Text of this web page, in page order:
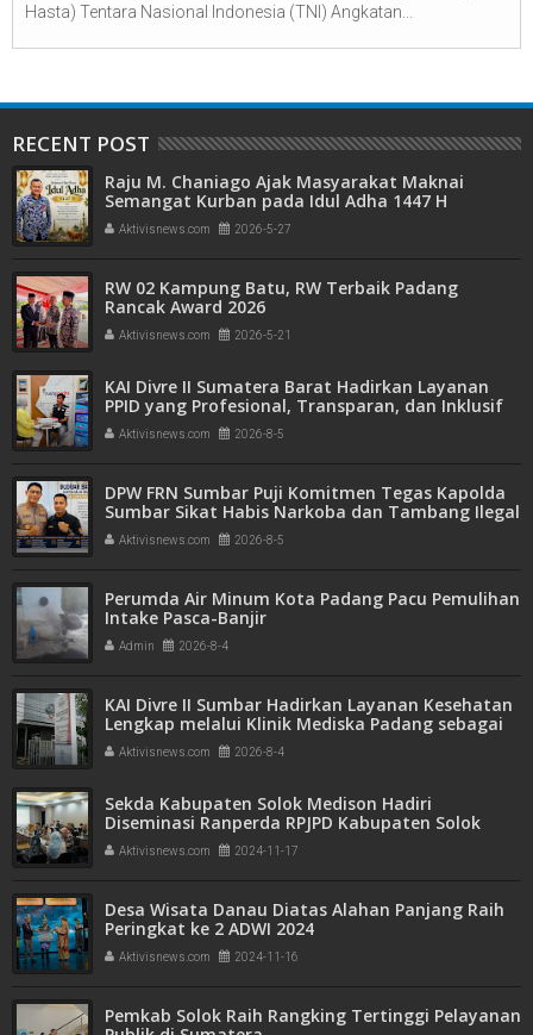
Hasta) Tentara Nasional Indonesia (TNI) Angkatan...
RECENT POST
Raju M. Chaniago Ajak Masyarakat Maknai
Semangat Kurban pada Idul Adha 1447 H
Aktivisnews.com 2026-5-27
RW 02 Kampung Batu, RW Terbaik Padang
Rancak Award 2026
Aktivisnews.com 2026-5-21
KAI Divre II Sumatera Barat Hadirkan Layanan
PPID yang Profesional, Transparan, dan Inklusif
untuk Mempermudah Akses Informasi Publik
Aktivisnews.com 2026-8-5
DPW FRN Sumbar Puji Komitmen Tegas Kapolda
Sumbar Sikat Habis Narkoba dan Tambang Ilegal
Aktivisnews.com 2026-8-5
Perumda Air Minum Kota Padang Pacu Pemulihan
Intake Pasca-Banjir
Admin 2026-8-4
KAI Divre II Sumbar Hadirkan Layanan Kesehatan
Lengkap melalui Klinik Mediska Padang sebagai
Fasilitas Kesehatan Tingkat Pertama (FKTP)
Aktivisnews.com 2026-8-4
Sekda Kabupaten Solok Medison Hadiri
Diseminasi Ranperda RPJPD Kabupaten Solok
tahun 2025-2045
Aktivisnews.com 2024-11-17
Desa Wisata Danau Diatas Alahan Panjang Raih
Peringkat ke 2 ADWI 2024
Aktivisnews.com 2024-11-16
Pemkab Solok Raih Rangking Tertinggi Pelayanan